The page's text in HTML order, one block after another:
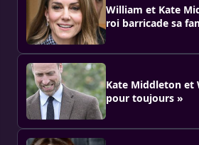
William et Kate
roi barricade sa
Kate Middleton et
pour toujours »